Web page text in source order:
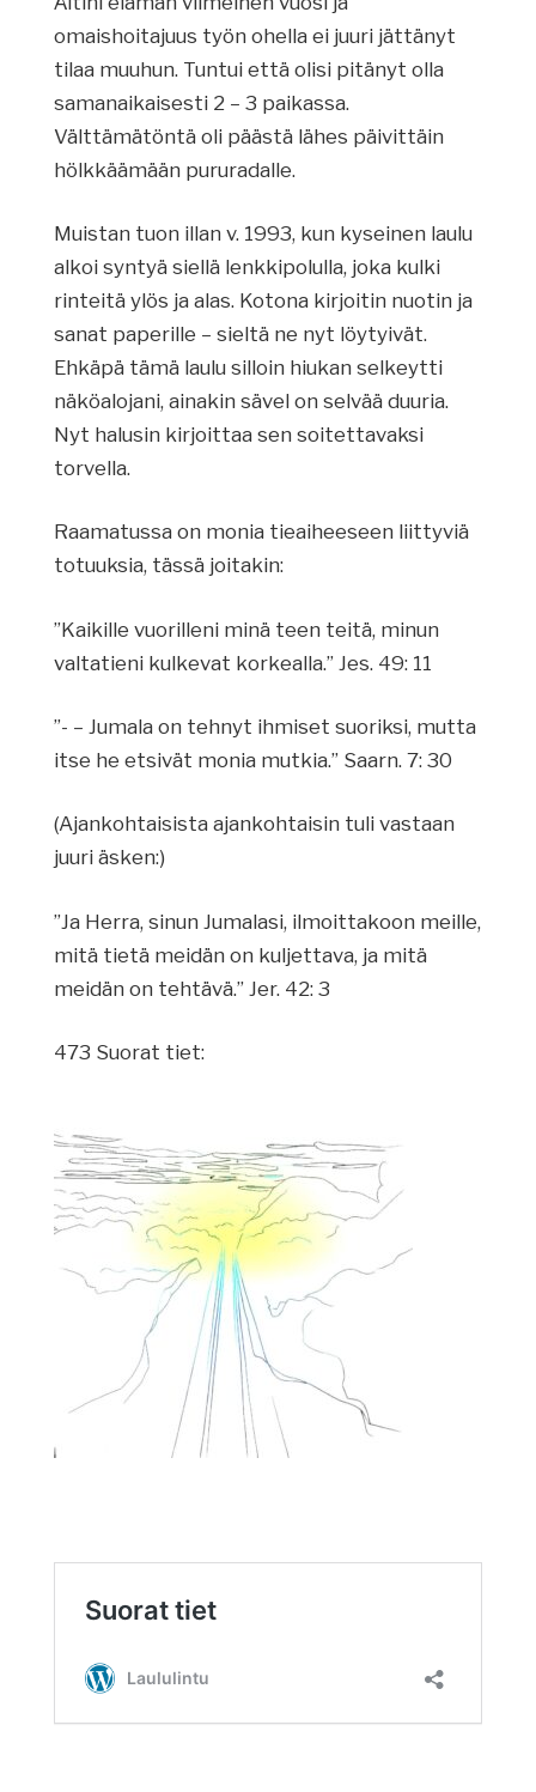
omaishoitajuus työn ohella ei juuri jättänyt
tilaa muuhun. Tuntui että olisi pitänyt olla
samanaikaisesti 2 – 3 paikassa.
Välttämätöntä oli päästä lähes päivittäin
hölkkäämään pururadalle.
Muistan tuon illan v. 1993, kun kyseinen laulu
alkoi syntyä siellä lenkkipolulla, joka kulki
rinteitä ylös ja alas. Kotona kirjoitin nuotin ja
sanat paperille – sieltä ne nyt löytyivät.
Ehkäpä tämä laulu silloin hiukan selkeytti
näköalojani, ainakin sävel on selvää duuria.
Nyt halusin kirjoittaa sen soitettavaksi
torvella.
Raamatussa on monia tieaiheeseen liittyviä
totuuksia, tässä joitakin:
”Kaikille vuorilleni minä teen teitä, minun
valtatieni kulkevat korkealla.” Jes. 49: 11
”- – Jumala on tehnyt ihmiset suoriksi, mutta
itse he etsivät monia mutkia.” Saarn. 7: 30
(Ajankohtaisista ajankohtaisin tuli vastaan
juuri äsken:)
”Ja Herra, sinun Jumalasi, ilmoittakoon meille,
mitä tietä meidän on kuljettava, ja mitä
meidän on tehtävä.” Jer. 42: 3
473 Suorat tiet: